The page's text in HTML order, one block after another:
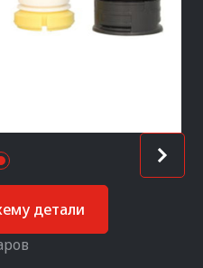
детали